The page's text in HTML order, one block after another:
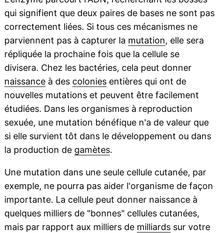
qui signifient que deux paires de bases ne sont pas
correctement liées. Si tous ces mécanismes ne
parviennent pas à capturer la mutation, elle sera
répliquée la prochaine fois que la cellule se
divisera. Chez les bactéries, cela peut donner
naissanceà des coloniesentières qui ont de
nouvelles mutations et peuvent être facilement
étudiées. Dans les organismes à reproduction
sexuée, une mutation bénéfique n'a de valeur que
si elle survient tôt dans le développement ou dans
la production de gamètes.
Une mutation dans une seule cellule cutanée, par
exemple, ne pourra pas aider l'organisme de façon
importante. La cellule peut donner naissance à
quelques milliers de "bonnes" cellules cutanées,
mais par rapport aux milliers de milliardssur votre